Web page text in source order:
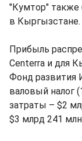
"Кумтор" также
в Кыргызстане.
Прибыль
Centerra и для
Фонд развития
валовый налог
затраты – $2
$3 млрд 241